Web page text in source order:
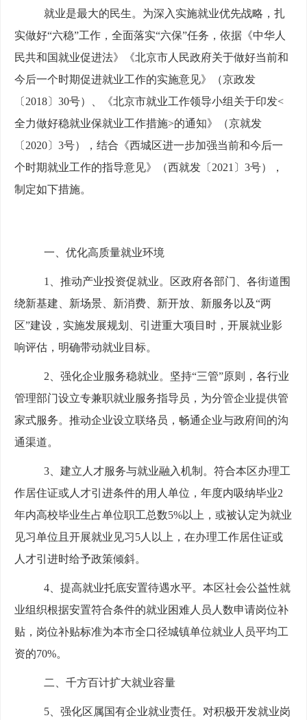
就业是最大的民生。为深入实施就业优先战略，扎
实做好“六稳”工作，全面落实“六保”任务，依据《中华人
民共和国就业促进法》《北京市人民政府关于做好当前和
今后一个时期促进就业工作的实施意见》（京政发
〔2018〕30号）、《北京市就业工作领导小组关于印发<
全力做好稳就业保就业工作措施>的通知》（京就发
〔2020〕3号），结合《西城区进一步加强当前和今后一
个时期就业工作的指导意见》（西就发〔2021〕3号），
制定如下措施。
一、优化高质量就业环境
1、推动产业投资促就业。区政府各部门、各街道围
绕新基建、新场景、新消费、新开放、新服务以及“两
区”建设，实施发展规划、引进重大项目时，开展就业影
响评估，明确带动就业目标。
2、强化企业服务稳就业。坚持“三管”原则，各行业
管理部门设立专兼职就业服务指导员，为分管企业提供管
家式服务。推动企业设立联络员，畅通企业与政府间的沟
通渠道。
3、建立人才服务与就业融入机制。符合本区办理工
作居住证或人才引进条件的用人单位，年度内吸纳毕业2
年内高校毕业生占单位职工总数5%以上，或被认定为就业
见习单位且开展就业见习5人以上，在办理工作居住证或
人才引进时给予政策倾斜。
4、提高就业托底安置待遇水平。本区社会公益性就
业组织根据安置符合条件的就业困难人员人数申请岗位补
贴，岗位补贴标准为本市全口径城镇单位就业人员平均工
资的70%。
二、千方百计扩大就业容量
5、强化区属国有企业就业责任。对积极开发就业岗